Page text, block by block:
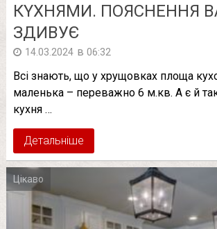
КYХНЯМИ. ПОЯCНЕННЯ
ЗДИВУЄ
14.03.2024 в 06:32
Всі знають, що у хрущовках площа
маленька – переважно 6 м.кв. А є й
кухня …
Детальніше
Цікаво